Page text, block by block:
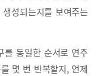
성되는지를 보여주는
를 동일한 순서로 연주
몇 번 반복할지, 언제